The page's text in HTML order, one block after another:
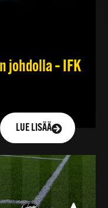
johdolla – IFK
LUE LISÄÄ